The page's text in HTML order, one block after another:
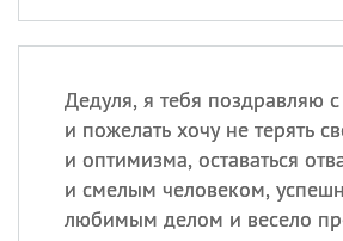
Дедуля, я тебя поздравляю
и пожелать хочу не терять
и оптимизма, оставаться
и смелым человеком,
любимым делом и весело